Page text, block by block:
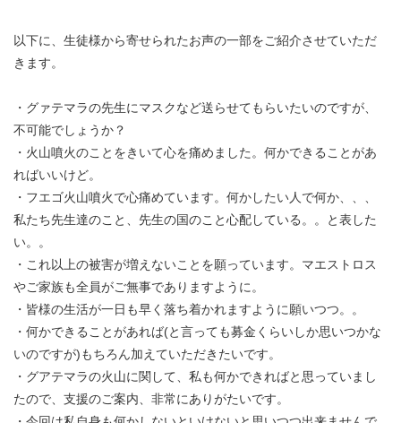
以下に、生徒様から寄せられたお声の一部をご紹介させていただ
きます。
・グァテマラの先生にマスクなど送らせてもらいたいのですが、
不可能でしょうか？
・火山噴火のことをきいて心を痛めました。何かできることがあ
ればいいけど。
・フエゴ火山噴火で心痛めています。何かしたい人で何か、、、
私たち先生達のこと、先生の国のこと心配している。。と表した
い。。
・これ以上の被害が増えないことを願っています。マエストロス
やご家族も全員がご無事でありますように。
・皆様の生活が一日も早く落ち着かれますように願いつつ。。
・何かできることがあれば(と言っても募金くらいしか思いつかな
いのですが)もちろん加えていただきたいです。
・グアテマラの火山に関して
私も何かできればと思っていまし
たので、支援のご案内、非常にありがたいです。